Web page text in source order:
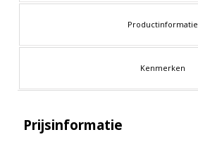
Productinformatie
Kenmerken
Prijsinformatie